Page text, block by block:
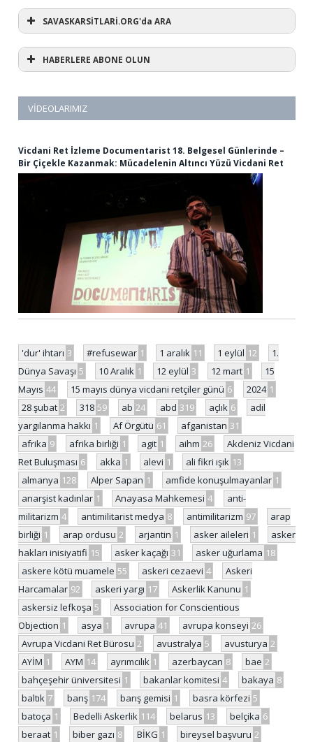
SAVASKARSİTLARİ.ORG'da ARA
HABERLERE ABONE OLUN
VIDEOLARIMIZ
Vicdani Ret İzleme Documentarist 18. Belgesel Günlerinde –
Bir Çiçekle Kazanmak: Mücadelenin Altıncı Yüzü Vicdani Ret
'dur' ihtarı 3 #refusewar 1 1 aralık 11 1 eylül 12
1.
Dünya Savaşı 5 10 Aralık 1 12 eylül 3 12 mart 1
15
Mayıs 44 15 mayıs dünya vicdani retçiler günü 6 2024 1
28 şubat 2 318 59 ab 24 abd 319 açlık 6
adil
yargılanma hakkı 1 Af Örgütü 61 afganistan 31
afrika 9 afrika birliği 1 agit 1 aihm 26
Akdeniz Vicdani
Ret Buluşması 6 akka 1 alevi 1 ali fikri ışık 13
almanya 128 Alper Sapan 1 amfide konuşulmayanlar 1
anarşist kadınlar 1 Anayasa Mahkemesi 4
anti-
militarizm 4 antimilitarist medya 8 antimilitarizm 97
arap
birliği 1 arap ordusu 2 arjantin 1 asker aileleri 1
asker
hakları inisiyatifi 15 asker kaçağı 31 asker uğurlama 18
askere kötü muamele 55 askeri cezaevi 4
Askeri
Harcamalar 92 askeri yargı 17 Askerlik Kanunu 1
askersiz lefkoşa 5
Association for Conscientious
Objection 1 asya 1 avrupa 41 avrupa konseyi 26
Avrupa Vicdani Ret Bürosu 2 avustralya 5 avusturya 2
AYİM 1 AYM 14 ayrımcılık 1 azerbaycan 8 bae 2
bahçeşehir üniversitesi 1 bakanlar komitesi 4 bakaya 8
baltık 7 barış 174 barış gemisi 1 basra körfezi 5
batoça 1 Bedelli Askerlik 114 belarus 13 belçika 6
beraat 1 biber gazı 8 BİKG 1 bireysel başvuru 2